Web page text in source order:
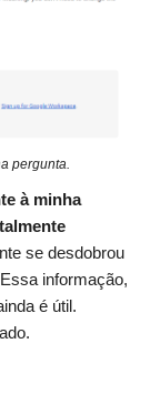
pergunta.
à minha
se desdobrou
informação,
é útil.